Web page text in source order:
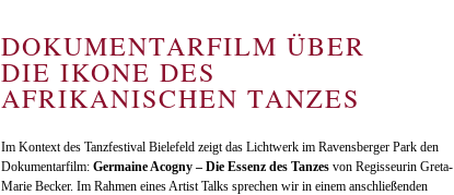
DOKUMENTARFILM ÜBER
DIE IKONE DES
AFRIKANISCHEN TANZES
Im Kontext des Tanzfestival Bielefeld zeigt das Lichtwerk im Ravensberger Park den
Dokumentarfilm: Germaine Acogny – Die Essenz des Tanzes von Regisseurin Greta-
Marie Becker. Im Rahmen eines Artist Talks sprechen wir in einem anschließenden